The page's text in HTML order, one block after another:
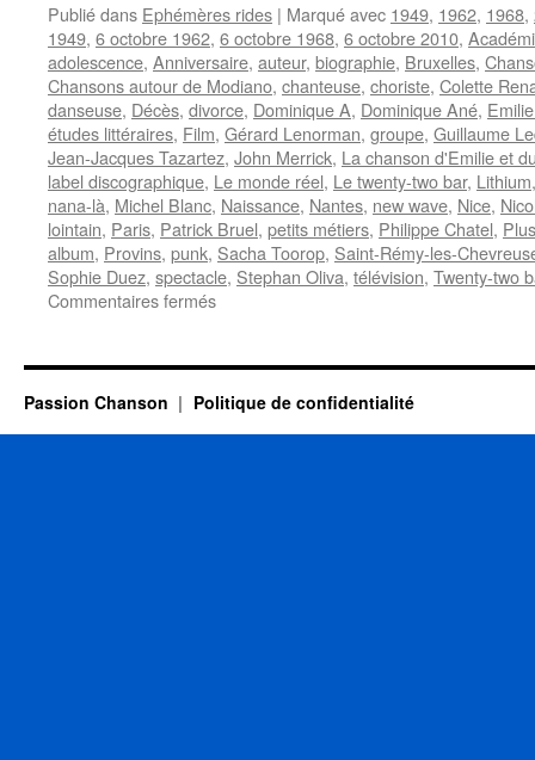
Publié dans Ephémères rides | Marqué avec 1949, 1962, 1968,
1949, 6 octobre 1962, 6 octobre 1968, 6 octobre 2010,
adolescence, Anniversaire, auteur, biographie, Bruxelles,
Chansons autour de Modiano, chanteuse, choriste, Colette
danseuse, Décès, divorce, Dominique A, Dominique Ané,
études littéraires, Film, Gérard Lenorman, groupe, Guillaume
Jean-Jacques Tazartez, John Merrick, La chanson d'Emilie et
label discographique, Le monde réel, Le twenty-two bar, Lithium
nana-là, Michel Blanc, Naissance, Nantes, new wave, Nice,
lointain, Paris, Patrick Bruel, petits métiers, Philippe Chatel,
album, Provins, punk, Sacha Toorop, Saint-Rémy-les-
Sophie Duez, spectacle, Stephan Oliva, télévision, Twenty-two
Commentaires ferméssur
Passion Chanson Politique de confidentialité